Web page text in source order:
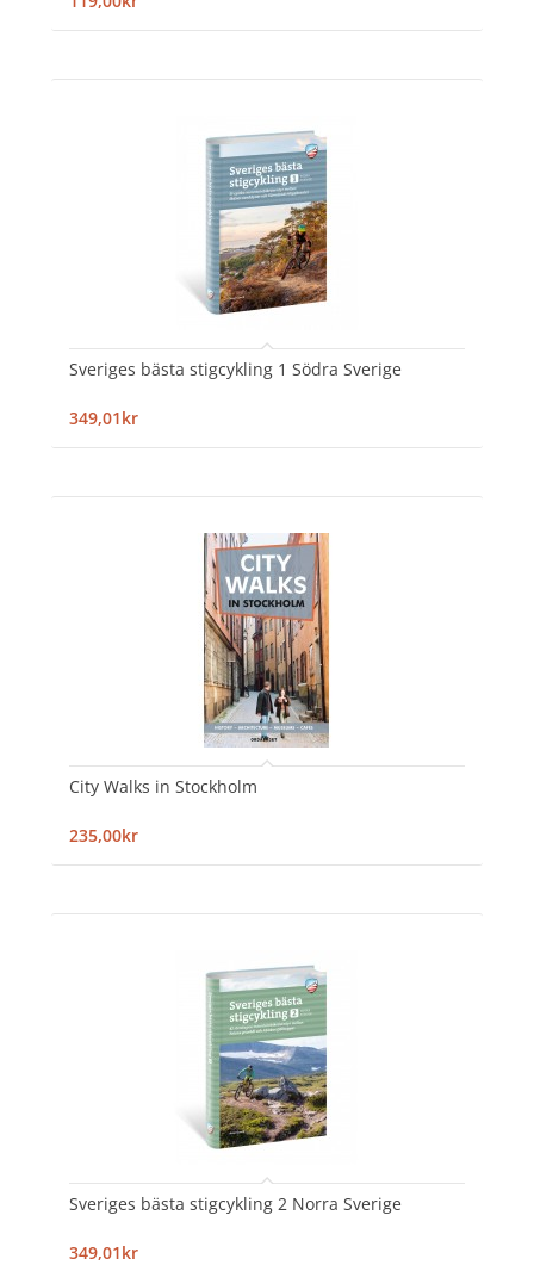
Sveriges bästa stigcykling 1 Södra Sverige
349,01kr
City Walks in Stockholm
235,00kr
Sveriges bästa stigcykling 2 Norra Sverige
349,01kr